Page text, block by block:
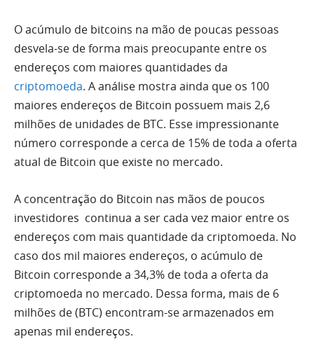
O acúmulo de bitcoins na mão de poucas pessoas
desvela-se de forma mais preocupante entre os
endereços com maiores quantidades da
criptomoeda. A análise mostra ainda que os 100
maiores endereços de Bitcoin possuem mais 2,6
milhões de unidades de BTC. Esse impressionante
número corresponde a cerca de 15% de toda a oferta
atual de Bitcoin que existe no mercado.
A concentração do Bitcoin nas mãos de poucos
investidores continua a ser cada vez maior entre os
endereços com mais quantidade da criptomoeda. No
caso dos mil maiores endereços, o acúmulo de
Bitcoin corresponde a 34,3% de toda a oferta da
criptomoeda no mercado. Dessa forma, mais de 6
milhões de (BTC) encontram-se armazenados em
apenas mil endereços.